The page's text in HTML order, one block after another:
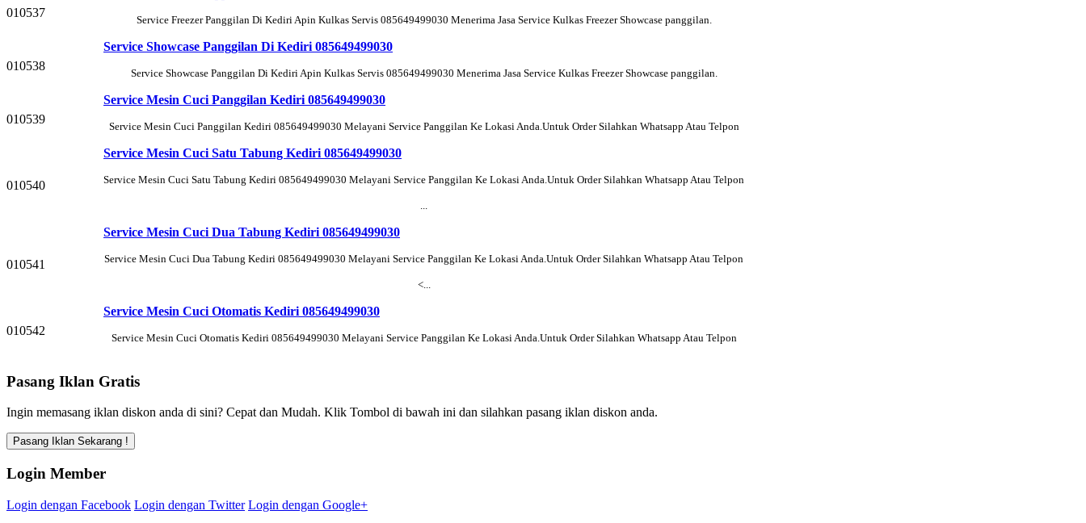
010537
Service Freezer Panggilan Di Kediri Apin Kulkas Servis 085649499030 Menerima Jasa Service Kulkas Freezer Showcase panggilan.
010538
Service Showcase Panggilan Di Kediri 085649499030
Service Showcase Panggilan Di Kediri Apin Kulkas Servis 085649499030 Menerima Jasa Service Kulkas Freezer Showcase panggilan.
010539
Service Mesin Cuci Panggilan Kediri 085649499030
Service Mesin Cuci Panggilan Kediri 085649499030 Melayani Service Panggilan Ke Lokasi Anda.Untuk Order Silahkan Whatsapp Atau Telpon
010540
Service Mesin Cuci Satu Tabung Kediri 085649499030
Service Mesin Cuci Satu Tabung Kediri 085649499030 Melayani Service Panggilan Ke Lokasi Anda.Untuk Order Silahkan Whatsapp Atau Telpon
010541
Service Mesin Cuci Dua Tabung Kediri 085649499030
Service Mesin Cuci Dua Tabung Kediri 085649499030 Melayani Service Panggilan Ke Lokasi Anda.Untuk Order Silahkan Whatsapp Atau Telpon
<...
010542
Service Mesin Cuci Otomatis Kediri 085649499030
Service Mesin Cuci Otomatis Kediri 085649499030 Melayani Service Panggilan Ke Lokasi Anda.Untuk Order Silahkan Whatsapp Atau Telpon
Pasang Iklan Gratis
Ingin memasang iklan diskon anda di sini? Cepat dan Mudah. Klik Tombol di bawah ini dan silahkan pasang iklan diskon anda.
Login Member
Login dengan Facebook Login dengan Twitter Login dengan Google+